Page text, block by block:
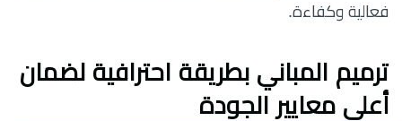
فعالية وكفاءة.
ترميم المباني بطريقة احترافية لضمان
أعلى معايير الجودة